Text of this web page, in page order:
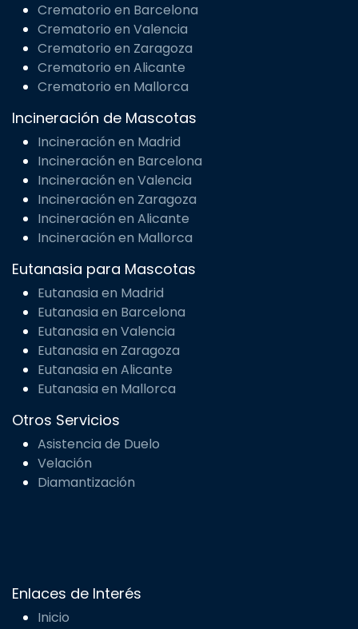
Crematorio para Mascotas
Crematorio en Madrid
Crematorio en Barcelona
Crematorio en Valencia
Crematorio en Alicante
Crematorio en Mallorca
Incineración de Mascotas
Incineración en Madrid
Incineración en Barcelona
Incineración en Valencia
Incineración en Alicante
Incineración en Mallorca
Eutanasia para Mascotas
Eutanasia en Madrid
Eutanasia en Barcelona
Eutanasia en Valencia
Eutanasia en Alicante
Eutanasia en Mallorca
Otros Servicios